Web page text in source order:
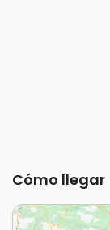
Cómo llegar